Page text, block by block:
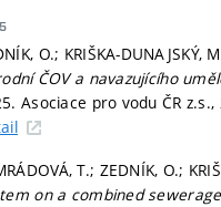
O.; KRIŠKA-DUNAJSKÝ,
ČOV a navazujícího
Asociace pro vodu ČR
T.; ZEDNÍK, O.;
on a combined